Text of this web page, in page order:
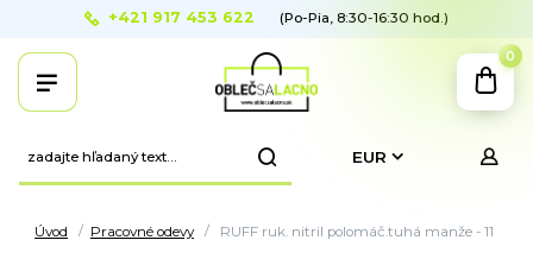
EUR
+421 917 453 622 (Po-Pia, 8:30-16:30 hod.)
0
Úvod Pracovné odevy RUFF ruk. nitril polomáč.tuhá manže - 11